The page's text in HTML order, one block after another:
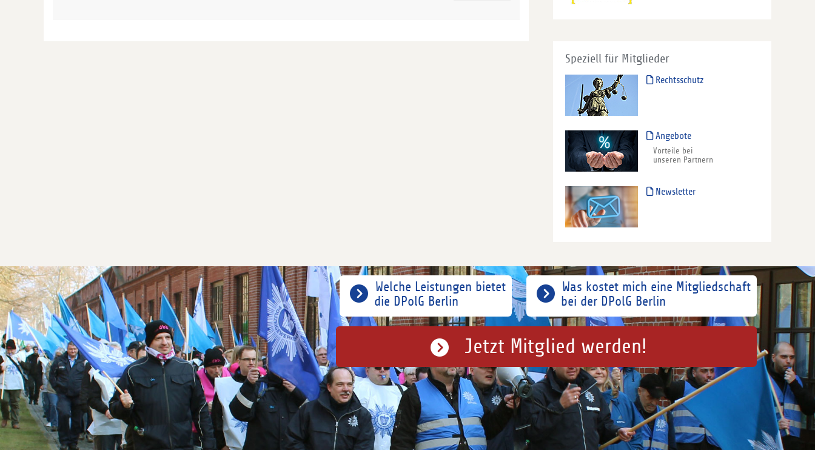
Speziell für Mitglieder
Rechtsschutz
Angebote
Vorteile bei
unseren Partnern
Newsletter
Was kostet mich eine Mitgliedschaft
bei der DPolG Berlin
Welche Leistungen bietet
die DPolG Berlin
Jetzt Mitglied werden!